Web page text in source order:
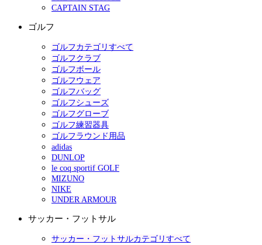
CAPTAIN STAG
ゴルフ
ゴルフカテゴリすべて
ゴルフクラブ
ゴルフボール
ゴルフウェア
ゴルフバッグ
ゴルフシューズ
ゴルフグローブ
ゴルフ練習器具
ゴルフラウンド用品
adidas
DUNLOP
le coq sportif GOLF
MIZUNO
NIKE
UNDER ARMOUR
サッカー・フットサル
サッカー・フットサルカテゴリすべて